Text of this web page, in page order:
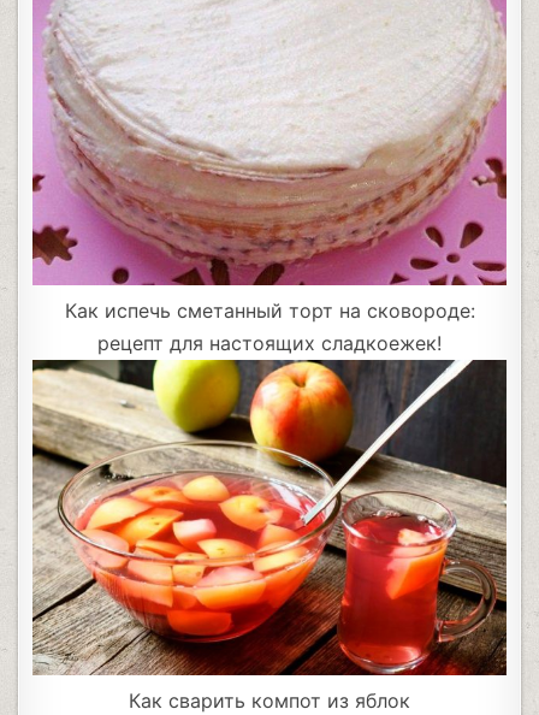
Как испечь сметанный торт на сковороде:
рецепт для настоящих сладкоежек!
Как сварить компот из яблок